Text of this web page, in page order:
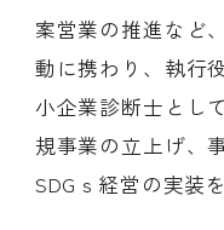
案営業の推進など
動に携わり、執行
小企業診断士とし
規事業の立上げ、
SDGｓ経営の実装